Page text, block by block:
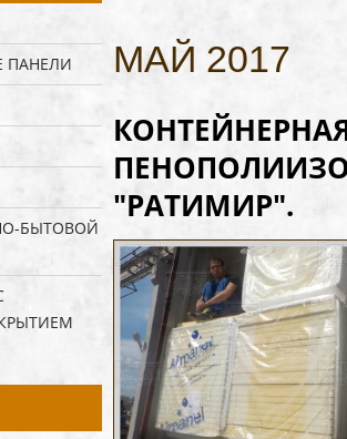
ПАНЕЛИ
БЫТОВОЙ
МАЙ 2017
"РАТИМИР".